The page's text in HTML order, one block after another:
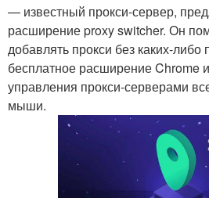
— известный прокси-сервер,
расширение proxy switcher. Он
добавлять прокси без каких-либо
бесплатное расширение Chrome
управления прокси-серверами
мыши.